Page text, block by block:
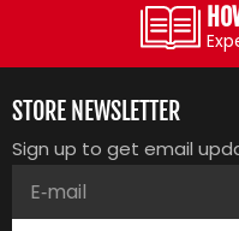
STORE NEWSLETTER
Sign up to get email